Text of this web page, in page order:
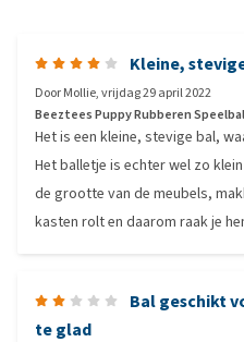
Kleine,
DoorMollie,vrijdag 29 april 2022
Beeztees Puppy Rubberen
Het is een kleine, stevige bal,
Het balletje is echter wel zo
de grootte van de meubels,
kasten rolt en daarom raak je
Bal geschikt
te glad